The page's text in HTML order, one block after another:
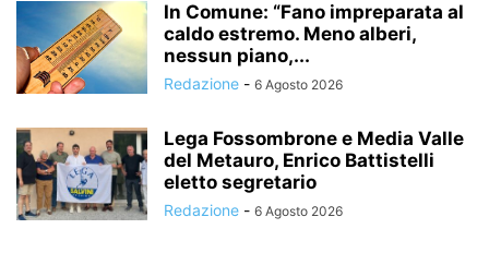
In Comune: “Fano impreparata al
caldo estremo. Meno alberi,
nessun piano,...
Redazione - 6 Agosto 2026
Lega Fossombrone e Media Valle
del Metauro, Enrico Battistelli
eletto segretario
Redazione - 6 Agosto 2026